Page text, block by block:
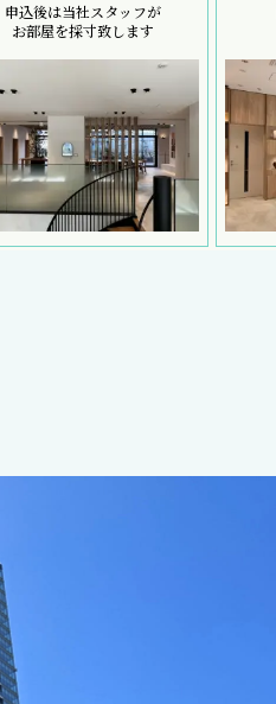
申込後は当社スタッフが
お部屋を採寸致します